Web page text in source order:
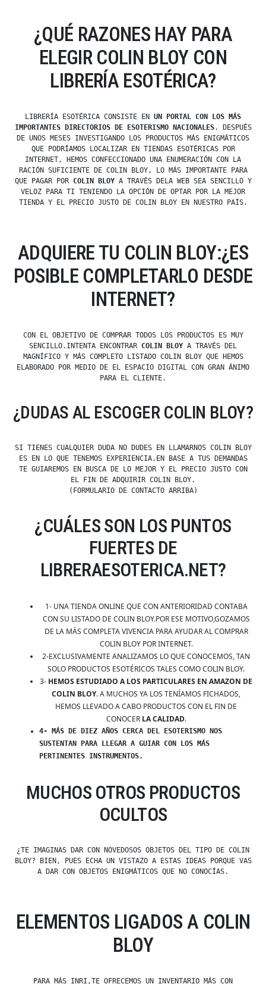
¿QUÉ RAZONES HAY PARA
ELEGIR COLIN BLOY CON
LIBRERÍA ESOTÉRICA?
LIBRERÍA ESOTÉRICA CONSISTE EN UN PORTAL CON LOS MÁS
IMPORTANTES DIRECTORIOS DE ESOTERISMO NACIONALES. DESPUÉS
DE UNOS MESES INVESTIGANDO LOS PRODUCTOS MÁS ENIGMÁTICOS
QUE PODRÍAMOS LOCALIZAR EN TIENDAS ESOTÉRICAS POR
INTERNET, HEMOS CONFECCIONADO UNA ENUMERACIÓN CON LA
RACIÓN SUFICIENTE DE COLIN BLOY, LO MÁS IMPORTANTE PARA
QUE PAGAR POR COLIN BLOYA TRAVÉS DELA WEB SEA SENCILLO Y
VELOZ PARA TI TENIENDO LA OPCIÓN DE OPTAR POR LA MEJOR
TIENDA Y EL PRECIO JUSTO DE COLIN BLOY EN NUESTRO PAÍS.
ADQUIERE TU COLIN BLOY:¿ES
POSIBLE COMPLETARLO DESDE
INTERNET?
CON EL OBJETIVO DE COMPRAR TODOS LOS PRODUCTOS ES MUY
SENCILLO.INTENTA ENCONTRAR COLIN BLOY A TRAVÉS DEL
MAGNÍFICO Y MÁS COMPLETO LISTADO COLIN BLOY QUE HEMOS
ELABORADO POR MEDIO DE EL ESPACIO DIGITAL CON GRAN ÁNIMO
PARA EL CLIENTE.
¿DUDAS AL ESCOGER COLIN BLOY?
SI TIENES CUALQUIER DUDA NO DUDES EN LLAMARNOS COLIN BLOY
ES EN LO QUE TENEMOS EXPERIENCIA,EN BASE A TUS DEMANDAS
TE GUIAREMOS EN BUSCA DE LO MEJOR Y EL PRECIO JUSTO CON
EL FIN DE ADQUIRIR COLIN BLOY.
(FORMULARIO DE CONTACTO ARRIBA)
¿CUÁLES SON LOS PUNTOS
FUERTES DE
LIBRERAESOTERICA.NET?
1- UNA TIENDA ONLINE QUE CON ANTERIORIDAD CONTABA
CON SU LISTADO DE COLIN BLOY.POR ESE MOTIVO,GOZAMOS
DE LA MÁS COMPLETA VIVENCIA PARA AYUDAR AL COMPRAR
COLIN BLOY POR INTERNET.
2-EXCLUSIVAMENTE ANALIZAMOS LO QUE CONOCEMOS, TAN
SOLO PRODUCTOS ESOTÉRICOS TALES COMO COLIN BLOY.
3- HEMOS ESTUDIADO A LOS PARTICULARES EN AMAZON DE
COLIN BLOY. A MUCHOS YA LOS TENÍAMOS FICHADOS,
HEMOS LLEVADO A CABO PRODUCTOS CON EL FIN DE
CONOCER LA CALIDAD.
4- MÁS DE DIEZ AÑOS CERCA DEL ESOTERISMO NOS
SUSTENTAN PARA LLEGAR A GUIAR CON LOS MÁS
PERTINENTES INSTRUMENTOS.
MUCHOS OTROS PRODUCTOS
OCULTOS
¿TE IMAGINAS DAR CON NOVEDOSOS OBJETOS DEL TIPO DE COLIN
BLOY? BIEN, PUES ECHA UN VISTAZO A ESTAS IDEAS PORQUE VAS
A DAR CON OBJETOS ENIGMÁTICOS QUE NO CONOCÍAS.
ELEMENTOS LIGADOS A COLIN
BLOY
PARA MÁS INRI,TE OFRECEMOS UN INVENTARIO MÁS CON